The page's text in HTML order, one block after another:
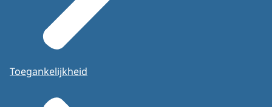
Toegankelijkheid